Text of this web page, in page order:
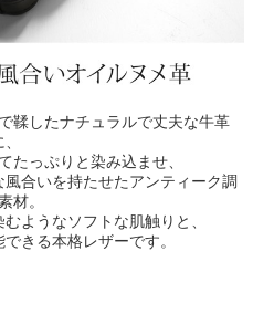
鞣したナチュラルで丈夫な牛革
たっぷりと染み込ませ、
合いを持たせたアンティーク調
材。
ようなソフトな肌触りと、
きる本格レザーです。